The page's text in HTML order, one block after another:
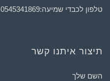
טלפון לכבדי שמיעה:0545341869
תיצור איתנו קשר
השם שלך